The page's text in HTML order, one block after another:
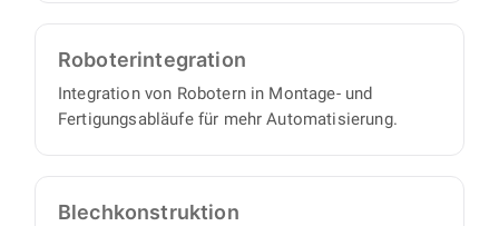
Roboter­integration
Integration von Robotern in Montage- und
Fertigungsabläufe für mehr Automatisierung.
Blech­konstruktion